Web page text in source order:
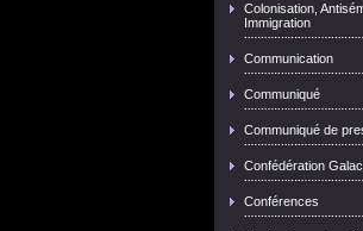
Colonisation,
Immigration
Communication
Communiqué
Communiqué de
Confédération
Conférences